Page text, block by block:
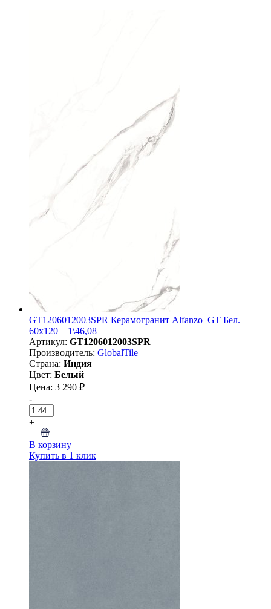
GT1206012003SPR Керамогранит Alfanzo_GT Бел.
60x120 _ 1\46,08
Артикул: GT1206012003SPR
Производитель: GlobalTile
Страна: Индия
Цвет: Белый
Цена: 3 290 ₽
-
+
В корзину
Купить в 1 клик